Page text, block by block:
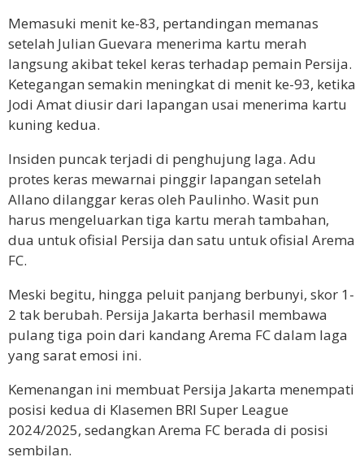
Memasuki menit ke-83, pertandingan memanas
setelah Julian Guevara menerima kartu merah
langsung akibat tekel keras terhadap pemain Persija.
Ketegangan semakin meningkat di menit ke-93, ketika
Jodi Amat diusir dari lapangan usai menerima kartu
kuning kedua.
Insiden puncak terjadi di penghujung laga. Adu
protes keras mewarnai pinggir lapangan setelah
Allano dilanggar keras oleh Paulinho. Wasit pun
harus mengeluarkan tiga kartu merah tambahan,
dua untuk ofisial Persija dan satu untuk ofisial Arema
FC.
Meski begitu, hingga peluit panjang berbunyi, skor 1-
2 tak berubah. Persija Jakarta berhasil membawa
pulang tiga poin dari kandang Arema FC dalam laga
yang sarat emosi ini.
Kemenangan ini membuat Persija Jakarta menempati
posisi kedua di Klasemen BRI Super League
2024/2025, sedangkan Arema FC berada di posisi
sembilan.